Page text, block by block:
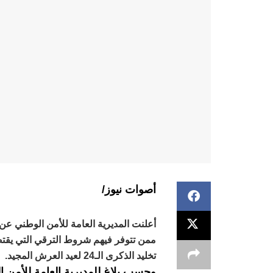
أصوات نيوز/
أعلنت المديرية العامة للأمن الوطني
ممن تتوفر فيهم شروط الترقي التي
تخليد الذكرى الـ24 لعيد العرش المجيد.